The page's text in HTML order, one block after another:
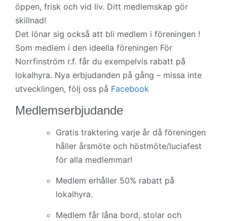
öppen, frisk och vid liv. Ditt medlemskap gör
skillnad!
Det lönar sig också att bli medlem i föreningen !
Som medlem i den ideella föreningen För
Norrfinström r.f. får du exempelvis rabatt på
lokalhyra. Nya erbjudanden på gång – missa inte
utvecklingen, följ oss på Facebook
Medlemserbjudande
Gratis traktering varje år då föreningen
håller årsmöte och höstmöte/luciafest
för alla medlemmar!
Medlem erhåller 50% rabatt på
lokalhyra.
Medlem får låna bord, stolar och